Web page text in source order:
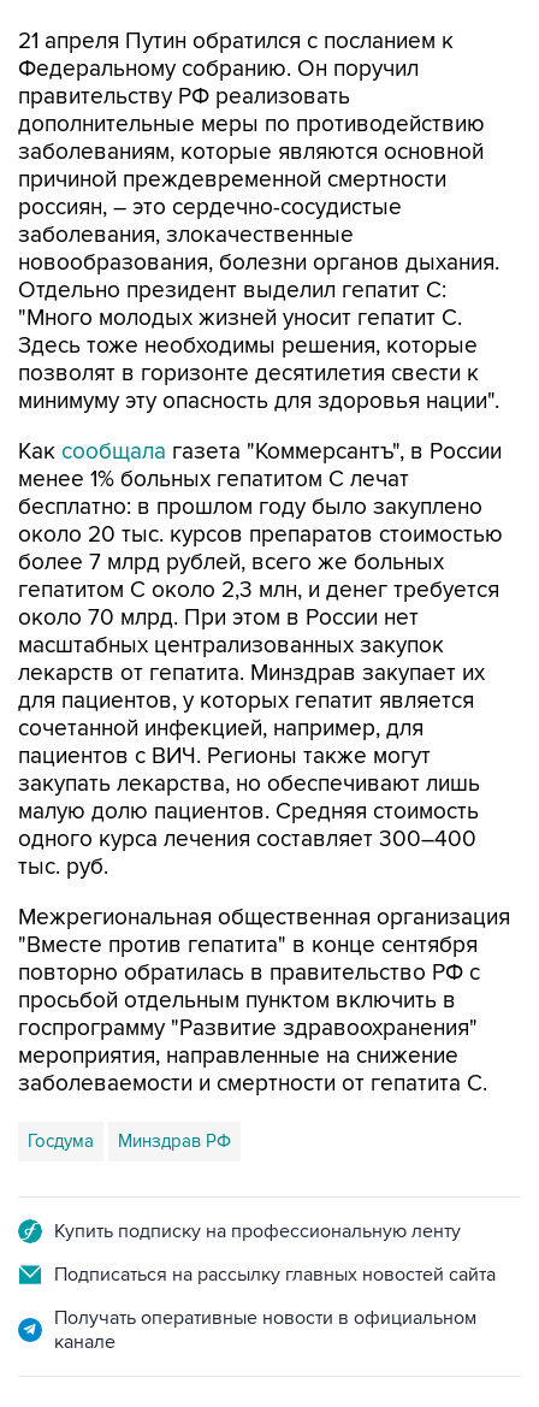
правительству РФ реализовать
дополнительные меры по противодействию
заболеваниям, которые являются основной
причиной преждевременной смертности
россиян, – это сердечно-сосудистые
заболевания, злокачественные
новообразования, болезни органов дыхания.
Отдельно президент выделил гепатит С:
"Много молодых жизней уносит гепатит C.
Здесь тоже необходимы решения, которые
позволят в горизонте десятилетия свести к
минимуму эту опасность для здоровья нации".
Каксообщалагазета "Коммерсантъ", в России
бесплатно: в прошлом году было закуплено
около 20 тыс. курсов препаратов стоимостью
более 7 млрд рублей, всего же больных
гепатитом С около 2,3 млн, и денег требуется
около 70 млрд. При этом в России нет
масштабных централизованных закупок
лекарств от гепатита. Минздрав закупает их
для пациентов, у которых гепатит является
сочетанной инфекцией, например, для
пациентов с ВИЧ. Регионы также могут
закупать лекарства, но обеспечивают лишь
малую долю пациентов. Средняя стоимость
одного курса лечения составляет 300–400
тыс. руб.
Межрегиональная общественная организация
повторно обратилась в правительство РФ с
просьбой отдельным пунктом включить в
госпрограмму "Развитие здравоохранения"
мероприятия, направленные на снижение
заболеваемости и смертности от гепатита С.
Госдума Минздрав РФ
Подписаться на рассылку главных новостей сайта
Получать оперативные новости в официальном
НОВОСТИ ПО ТЕМЕ